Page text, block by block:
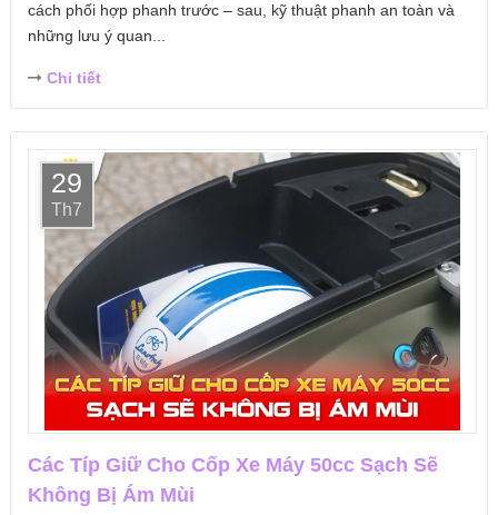
cách phối hợp phanh trước – sau, kỹ thuật phanh an toàn và
những lưu ý quan...
Chi tiết
29
Th7
Các Típ Giữ Cho Cốp Xe Máy 50cc Sạch Sẽ
Không Bị Ám Mùi